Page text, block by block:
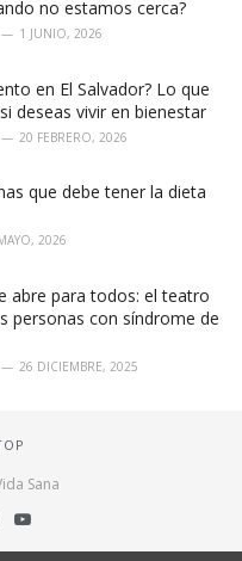
no estamos cerca?
1 JUNIO, 2026
en El Salvador? Lo que
deseas vivir en bienestar
20 FEBRERO, 2026
que debe tener la dieta
2026
abre para todos: el teatro
personas con síndrome de
26 DICIEMBRE, 2025
Sana